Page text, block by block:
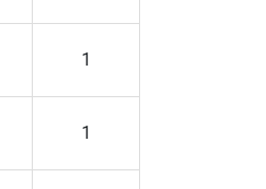
1
1